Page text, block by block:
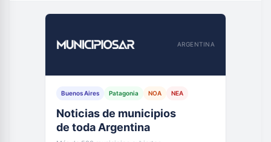
ARGENTINA
Buenos Aires Patagonia NOA NEA
Noticias de municipios
de toda Argentina